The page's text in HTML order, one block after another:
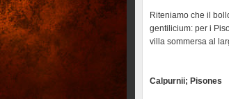
Riteniamo che il
gentilicium: per i
villa sommersa al
Calpurnii; Pisones